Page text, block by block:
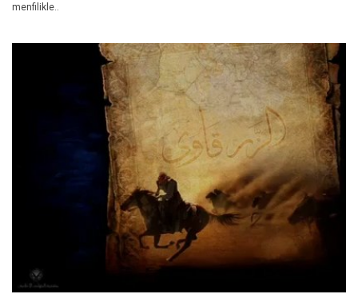
menfilikle..